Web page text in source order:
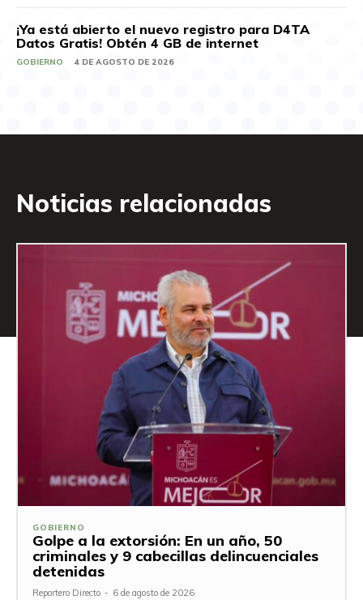
¡Ya está abierto el nuevo registro para D4TA
Datos Gratis! Obtén 4 GB de internet
GOBIERNO 4 DE AGOSTO DE 2026
Noticias relacionadas
GOBIERNO
Golpe a la extorsión: En un año, 50
criminales y 9 cabecillas delincuenciales
detenidas
Reportero Directo - 6 de agosto de 2026